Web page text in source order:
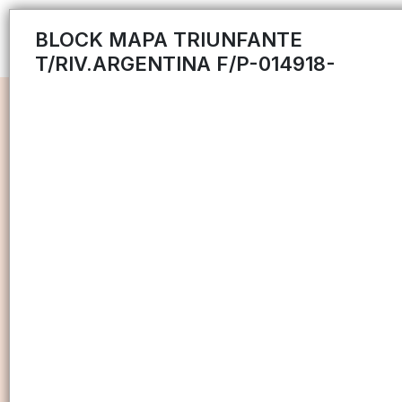
BLOCK MAPA TRIUNFANTE
T/RIV.ARGENTINA F/P-014918-